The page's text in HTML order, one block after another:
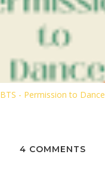
BTS - Permission to Dance
4 COMMENTS